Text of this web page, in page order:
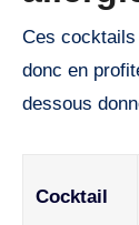
Ces
donc en
dessous
Cocktail